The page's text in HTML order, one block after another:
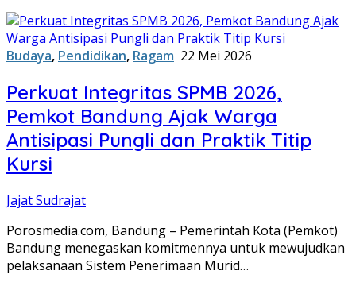
Budaya, Pendidikan, Ragam 22 Mei 2026
Perkuat Integritas SPMB 2026,
Pemkot Bandung Ajak Warga
Antisipasi Pungli dan Praktik Titip
Kursi
Jajat Sudrajat
Porosmedia.com, Bandung – Pemerintah Kota (Pemkot)
Bandung menegaskan komitmennya untuk mewujudkan
pelaksanaan Sistem Penerimaan Murid…